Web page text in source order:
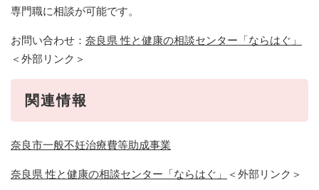
専門職に相談が可能です。
お問い合わせ： 奈良県 性と健康の相談センター「ならはぐ」
＜外部リンク＞
関連情報
奈良市一般不妊治療費等助成事業
奈良県 性と健康の相談センター「ならはぐ」 ＜外部リンク＞